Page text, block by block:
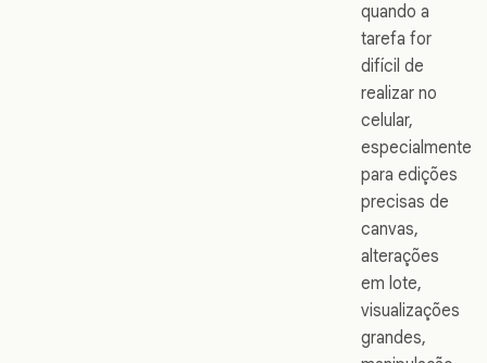
quando a
tarefa for
difícil de
realizar no
celular,
especialmente
para edições
precisas de
canvas,
alterações
em lote,
visualizações
grandes,